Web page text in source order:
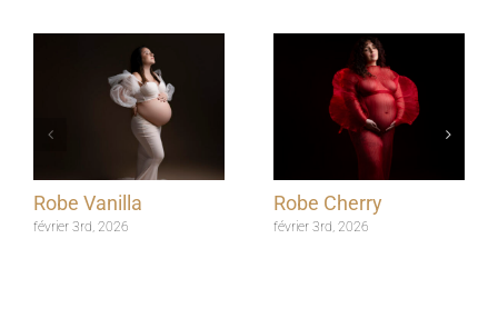
Robe Vanilla
février 3rd, 2026
Robe Cherry
février 3rd, 2026